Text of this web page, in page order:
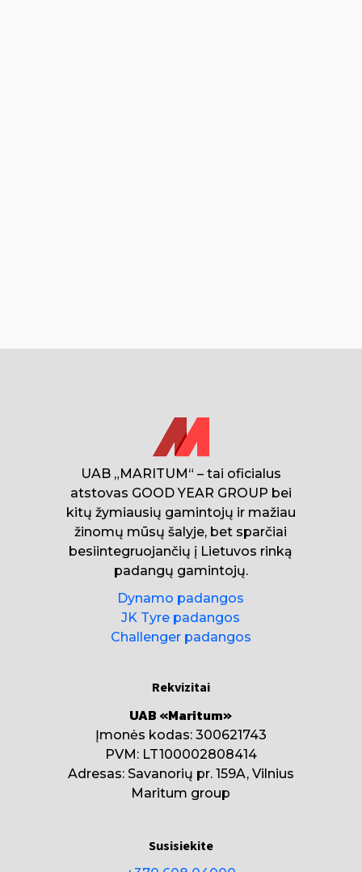
UAB „MARITUM“ – tai oficialus
atstovas GOOD YEAR GROUP bei
kitų žymiausių gamintojų ir mažiau
žinomų mūsų šalyje, bet sparčiai
besiintegruojančių į Lietuvos rinką
padangų gamintojų.
Dynamo padangos
JK Tyre padangos
Challenger padangos
Rekvizitai
UAB «Maritum»
Įmonės kodas: 300621743
PVM: LT100002808414
Adresas: Savanorių pr. 159A, Vilnius
Maritum group
Susisiekite